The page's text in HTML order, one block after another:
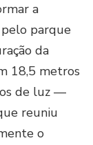
a
pelo parque
da
18,5 metros
de luz —
reuniu
o